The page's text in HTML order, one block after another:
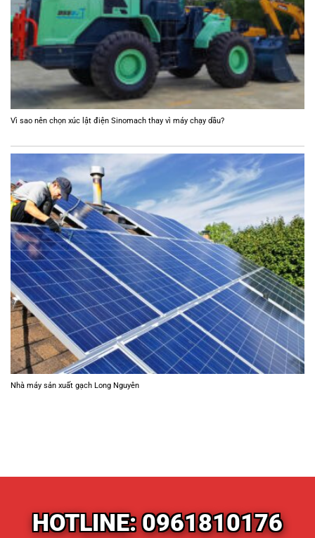
Vì sao nên chọn xúc lật điện Sinomach thay vì máy chạy dầu?
Nhà máy sản xuất gạch Long Nguyên
HOTLINE: 0961810176